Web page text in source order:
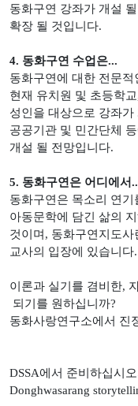
동화구연 강좌가 개설
확장 될 것입니다.
4. 동화구연 수업은...
동화구연에 대한 전문
현재 유치원 및 초등학
성인을 대상으로 강좌
공공기관 및 민간단체
개설 될 전망입니다.
5. 동화구연은 어디에서
동화구연은 목소리 연
아동문학에 담긴 삶의
것이며, 동화구연지도
교사의 입장에 있습니다.
이론과 실기를 겸비한,
되기를 원하십니까?
동화사랑연구소에서 진
DSSA에서 준비하십시
Donghwasarang